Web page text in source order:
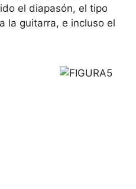
el diapasón, el tipo
la guitarra, e incluso el